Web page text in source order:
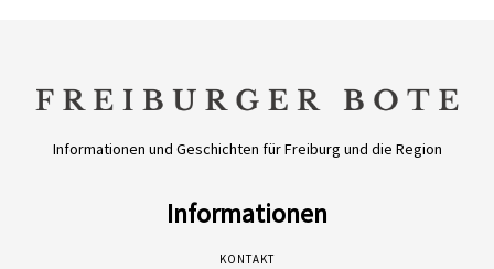
Informationen und Geschichten für Freiburg und die Region
Informationen
KONTAKT